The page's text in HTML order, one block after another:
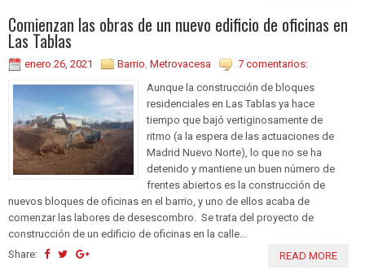
Comienzan las obras de un nuevo edificio de oficinas en
Las Tablas
enero 26, 2021 Barrio, Metrovacesa
7 comentarios:
Aunque la construcción de bloques
residenciales en Las Tablas ya hace
tiempo que bajó vertiginosamente de
ritmo (a la espera de las actuaciones de
Madrid Nuevo Norte), lo que no se ha
detenido y mantiene un buen número de
frentes abiertos es la construcción de
nuevos bloques de oficinas en el barrio, y uno de ellos acaba de
comenzar las labores de desescombro. Se trata del proyecto de
construcción de un edificio de oficinas en la calle...
Share:
READ MORE